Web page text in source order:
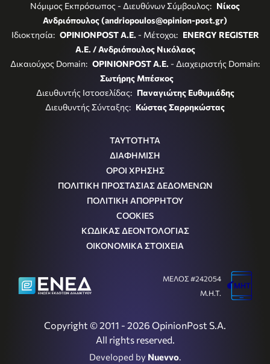
Νόμιμος Εκπρόσωπος - Διευθύνων Σύμβουλος: Νίκος
Ανδριόπουλος (andriopoulos@opinion-post.gr)
Ιδιοκτησία: OPINIONPOST A.E. - Μέτοχοι: ENERGY REGISTER
Α.Ε. / Ανδριόπουλος Νικόλαος
Δικαιούχος Domain: OPINIONPOST A.E. - Διαχειριστής Domain:
Σωτήρης Μπέσκος
Διευθυντής Ιστοσελίδας: Παναγιώτης Ευθυμιάδης
Διευθυντής Σύνταξης: Κώστας Σαρρηκώστας
ΤΑΥΤΟΤΗΤΑ
ΔΙΑΦΗΜΙΣΗ
ΟΡΟΙ ΧΡΗΣΗΣ
ΠΟΛΙΤΙΚΗ ΠΡΟΣΤΑΣΙΑΣ ΔΕΔΟΜΕΝΩΝ
ΠΟΛΙΤΙΚΗ ΑΠΟΡΡΗΤΟΥ
COOKIES
ΚΩΔΙΚΑΣ ΔΕΟΝΤΟΛΟΓΙΑΣ
ΟΙΚΟΝΟΜΙΚΑ ΣΤΟΙΧΕΙΑ
Copyright © 2011 - 2026 OpinionPost S.A.
All rights reserved.
Developed by Nuevvo.
ΜΕΛΟΣ #242054
Μ.Η.Τ.